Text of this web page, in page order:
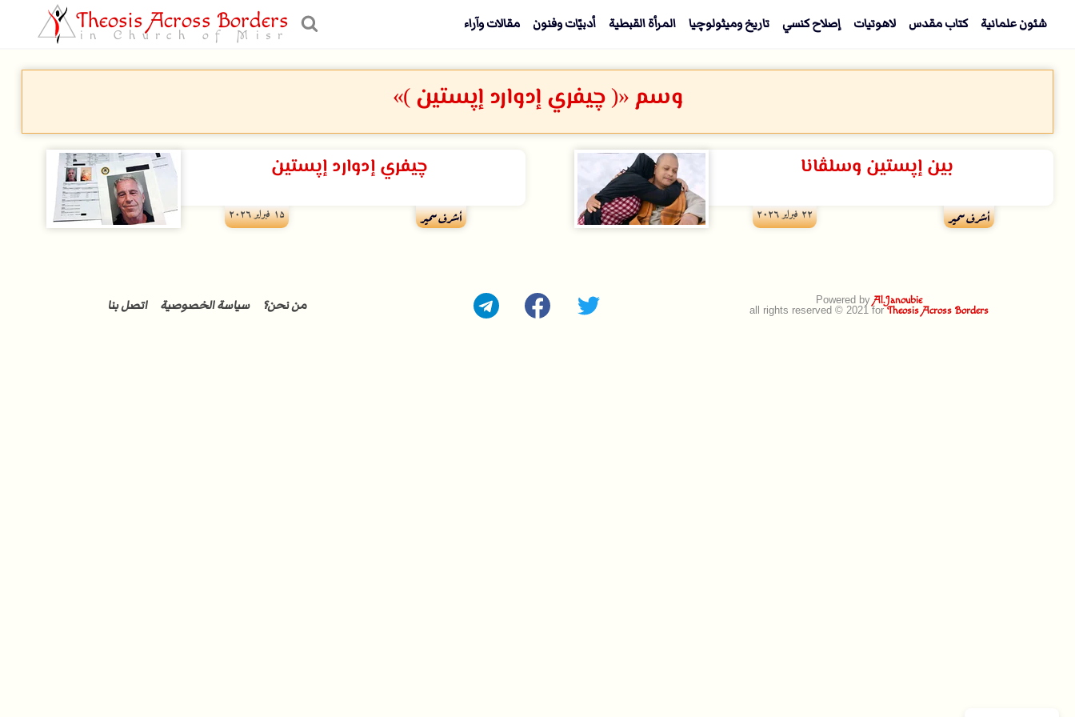
شئون علمانية كتاب مقدس لاهوتيات إصلاح كنسي تاريخ وميثولوچيا المرأة القبطية أدبيّات وفنون مقالات وآراء Theosis Across Borders
in Church of Misr
وسم «( چيفري إدوارد إپستين )»
بين إپستين وسلڤانا
أشرف سمير ۲۲ فبراير ۲۰۲٦
چيفري إدوارد إپستين
أشرف سمير ۱۵ فبراير ۲۰۲٦
Powered byAl.Janoubie
all rights reserved © 2021 forTheosis Across Borders من نحن؟ سياسة الخصوصية اتصل بنا